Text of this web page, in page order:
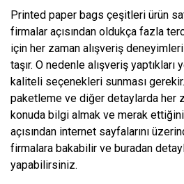
Printed paper bags çeşitleri ürün
firmalar açısından oldukça fazla
için her zaman alışveriş
taşır. O nedenle alışveriş
kaliteli seçenekleri sunması
paketleme ve diğer detaylarda her
konuda bilgi almak ve merak
açısından internet sayfalarını
firmalara bakabilir ve buradan
yapabilirsiniz.